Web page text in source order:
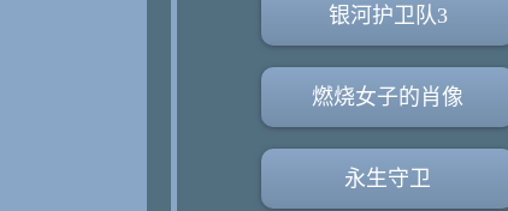
银河护卫队3
燃烧女子的肖像
永生守卫